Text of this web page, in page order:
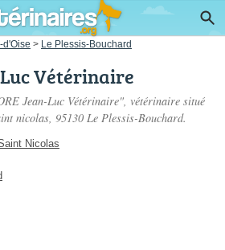
d'Oise > Le Plessis-Bouchard
Vétérinaire
Jean-Luc Vétérinaire", vétérinaire situé
nicolas, 95130 Le Plessis-Bouchard.
Nicolas